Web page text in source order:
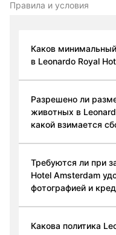
Правила и условия
Каков
в Leonardo Royal
Разрешено ли
животных в
какой взимается
Требуются ли при
Hotel Amsterdam
фотографией и
Какова политика